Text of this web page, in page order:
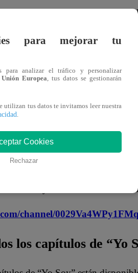
meses, es uno de los más
también reconoció el nivel
que su compañera “lo hizo
de sí para imponerse.
unirte a nuestro
inéditos y noticias de última
channel/
los capítulos de “Yo
para mejorar tu
para analizar el tráfico y personalizar
Unión Europea , tus datos se gestionarán
utilizan tus datos te invitamos leer nuestra
Cookies
Rechazar